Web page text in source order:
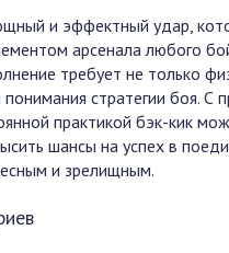
и эффектный удар,
арсенала любого
требует не только
стратегии боя. С
практикой бэк-кик
шансы на успех в
и зрелищным.